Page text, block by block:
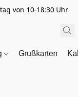
von 10-18:30 Uhr
Grußkarten